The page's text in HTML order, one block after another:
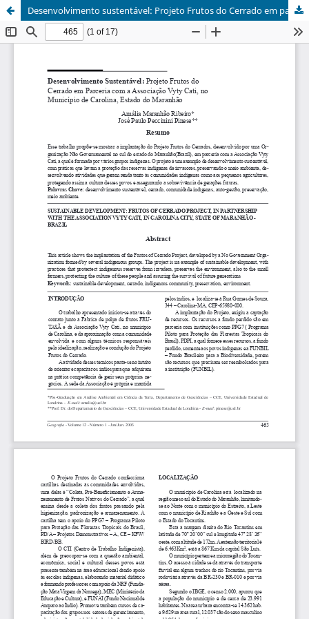
Desenvolvimento sustentável: Projeto Frutos do Cerrado em parceria com a Associação Vyty Cati, no